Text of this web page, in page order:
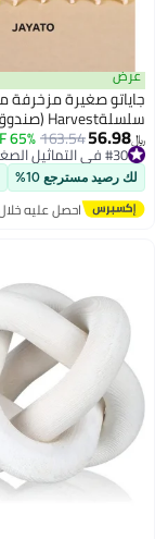
من
سلسلةHarvest (صندوق واحد
مجسم مصغر
لطيف للهاتف
والخضروات،
65% OFF
#30 في التماثيل الصغيرة القابلة للتجميع
#30 في التماثيل الصغيرة القابلة للتجميع + 1
عليه خلال 15 - 16